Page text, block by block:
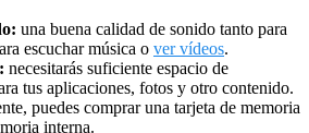
una buena calidad de sonido tanto para
escuchar música o ver vídeos.
necesitarás suficiente espacio de
tus aplicaciones, fotos y otro contenido.
puedes comprar una tarjeta de memoria
interna.